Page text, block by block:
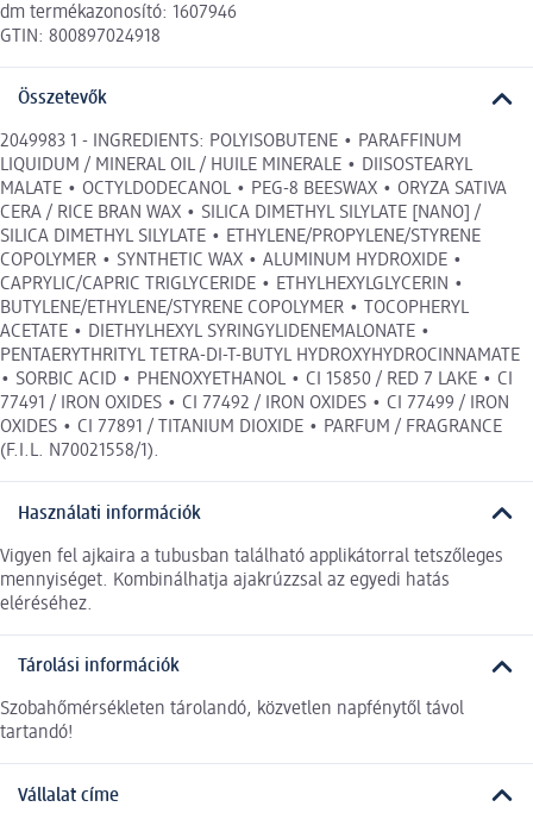
dm termékazonosító: 1607946
GTIN: 800897024918
Összetevők
2049983 1 - INGREDIENTS: POLYISOBUTENE • PARAFFINUM
LIQUIDUM / MINERAL OIL / HUILE MINERALE • DIISOSTEARYL
MALATE • OCTYLDODECANOL • PEG-8 BEESWAX • ORYZA SATIVA
CERA / RICE BRAN WAX • SILICA DIMETHYL SILYLATE [NANO] /
SILICA DIMETHYL SILYLATE • ETHYLENE/PROPYLENE/STYRENE
COPOLYMER • SYNTHETIC WAX • ALUMINUM HYDROXIDE •
CAPRYLIC/CAPRIC TRIGLYCERIDE • ETHYLHEXYLGLYCERIN •
BUTYLENE/ETHYLENE/STYRENE COPOLYMER • TOCOPHERYL
ACETATE • DIETHYLHEXYL SYRINGYLIDENEMALONATE •
PENTAERYTHRITYL TETRA-DI-T-BUTYL HYDROXYHYDROCINNAMATE
• SORBIC ACID • PHENOXYETHANOL • CI 15850 / RED 7 LAKE • CI
77491 / IRON OXIDES • CI 77492 / IRON OXIDES • CI 77499 / IRON
OXIDES • CI 77891 / TITANIUM DIOXIDE • PARFUM / FRAGRANCE
(F.I.L. N70021558/1).
Használati információk
Vigyen fel ajkaira a tubusban található applikátorral tetszőleges
mennyiséget. Kombinálhatja ajakrúzzsal az egyedi hatás
eléréséhez.
Tárolási információk
Szobahőmérsékleten tárolandó, közvetlen napfénytől távol
tartandó!
Vállalat címe